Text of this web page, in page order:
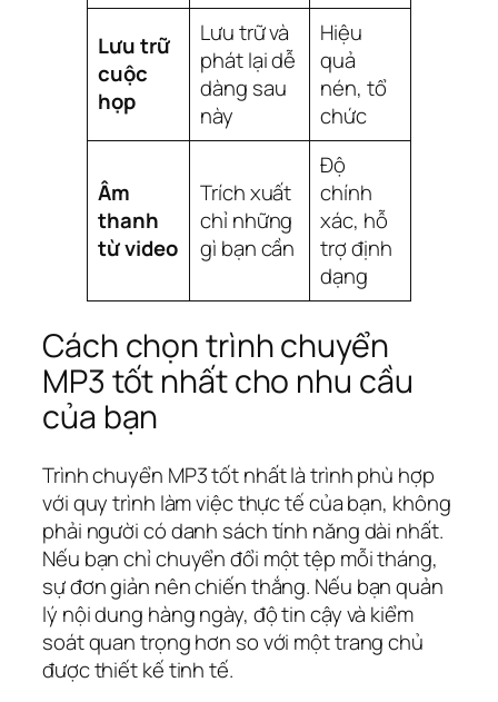
Lưu trữ
cuộc
họp
Lưu trữ và
phát lại dễ
dàng sau
này
Hiệu
quả
nén, tổ
chức
Âm
thanh
từ video
Trích xuất
chỉ những
gì bạn cần
Độ
chính
xác, hỗ
trợ định
dạng
Cách chọn trình chuyển
MP3 tốt nhất cho nhu cầu
của bạn
Trình chuyển MP3 tốt nhất là trình phù hợp
với quy trình làm việc thực tế của bạn, không
phải người có danh sách tính năng dài nhất.
Nếu bạn chỉ chuyển đổi một tệp mỗi tháng,
sự đơn giản nên chiến thắng. Nếu bạn quản
lý nội dung hàng ngày, độ tin cậy và kiểm
soát quan trọng hơn so với một trang chủ
được thiết kế tinh tế.